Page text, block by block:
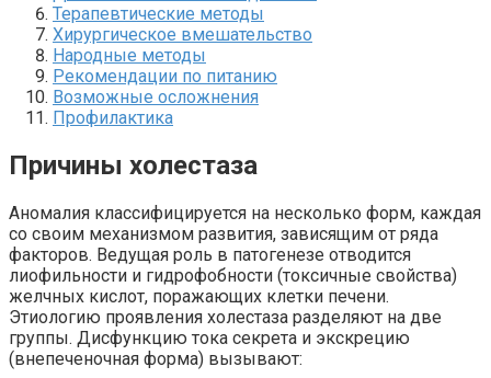
Терапевтические методы
Хирургическое вмешательство
Народные методы
Рекомендации по питанию
Возможные осложнения
Профилактика
Причины холестаза
Аномалия классифицируется на несколько форм, каждая
со своим механизмом развития, зависящим от ряда
факторов. Ведущая роль в патогенезе отводится
лиофильности и гидрофобности (токсичные свойства)
желчных кислот, поражающих клетки печени.
Этиологию проявления холестаза разделяют на две
группы. Дисфункцию тока секрета и экскрецию
(внепеченочная форма) вызывают: